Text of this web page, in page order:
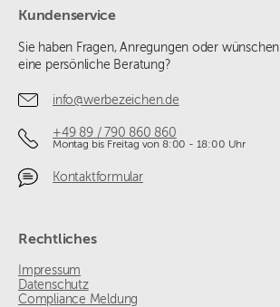
Kundenservice
Sie haben Fragen, Anregungen oder wünschen
eine persönliche Beratung?
info@werbezeichen.de
+49 89 / 790 860 860
Montag bis Freitag von 8:00 - 18:00 Uhr
Kontaktformular
Rechtliches
Impressum
Datenschutz
Compliance Meldung